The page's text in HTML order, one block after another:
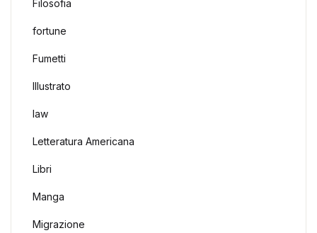
Filosofia
fortune
Fumetti
Illustrato
law
Letteratura Americana
Libri
Manga
Migrazione